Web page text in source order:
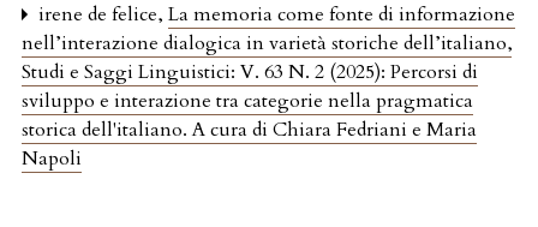
irene de felice, La memoria come fonte di informazione
nell’interazione dialogica in varietà storiche dell’italiano,
Studi e Saggi Linguistici: V. 63 N. 2 (2025): Percorsi di
sviluppo e interazione tra categorie nella pragmatica
storica dell'italiano. A cura di Chiara Fedriani e Maria
Napoli